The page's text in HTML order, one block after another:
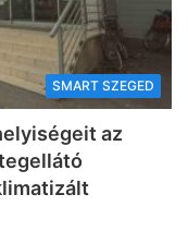
SMART SZEGED
az